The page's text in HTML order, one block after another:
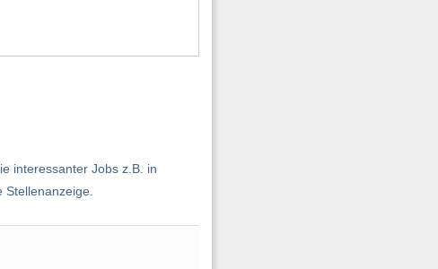
interessanter Jobs z.B. in